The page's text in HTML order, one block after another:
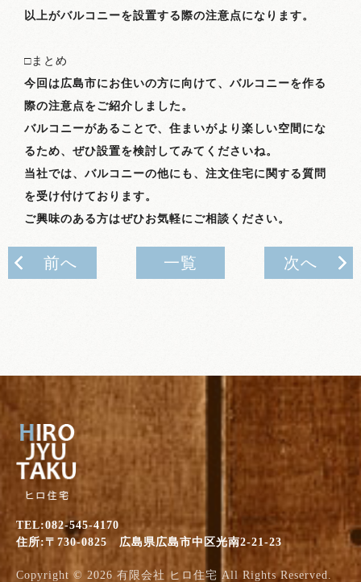
以上がバルコニーを設置する際の注意点になります。
□まとめ
今回は広島市にお住いの方に向けて、バルコニーを作る
際の注意点をご紹介しました。
バルコニーがあることで、住まいがより楽しい空間にな
るため、ぜひ設置を検討してみてくださいね。
当社では、バルコニーの他にも、注文住宅に関する質問
を受け付けております。
ご興味のある方はぜひお気軽にご相談ください。
前へ 一覧 次へ
TEL:082-545-4170
住所:〒730-0825 広島県広島市中区光南2-21-23
Copyright © 2026 有限会社 ヒロ住宅 All Rights Reserved.